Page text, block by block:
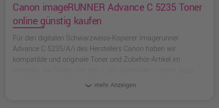
Canon imageRUNNER Advance C 5235 Toner
online günstig kaufen
Für den digitalen Schwarzweiss-Kopierer Imagerunner
Advance C 5235/A/i des Herstellers Canon haben wir
kompatible und originale Toner und Zubehör-Artikel im
mehr Anzeigen